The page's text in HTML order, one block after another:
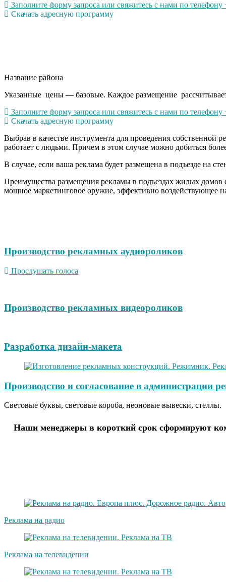
Заполните форму запроса или свяжитесь с нами по
Скачать адресную программу
Название района
Указанные цены — базовые. Каждое размещение
Заполните форму запроса или свяжитесь с нами по
Скачать адресную программу
Выбрав в качестве инструмента для проведения
работает с людьми. Причем в этом случае можно добиться
В случае, если ваша реклама будет размещена в подъезде на
Преимущества размещения рекламы в подъездах жилых домов
мощное маркетинговое оружие, эффективно воздействующее
Производство рекламных аудиороликов
Прослушать голоса
Производство рекламных видеороликов
Разработка дизайн-макета
Производство и согласование в администрации
Световые буквы, световые короба, неоновые вывески, стеллы.
Наши менеджеры в короткий срок сформируют
Реклама на радио
Реклама на телевидении